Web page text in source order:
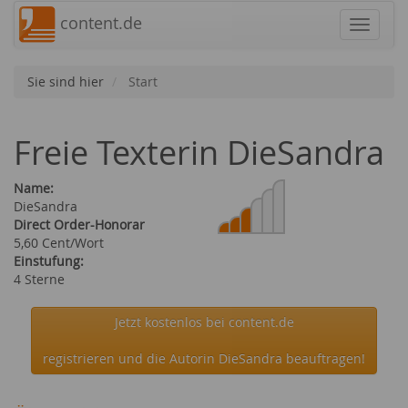
content.de
Sie sind hier Start
Freie Texterin DieSandra
Name:
DieSandra
Direct Order-Honorar
5,60 Cent/Wort
Einstufung:
4 Sterne
Jetzt kostenlos bei content.de
registrieren und die Autorin DieSandra beauftragen!